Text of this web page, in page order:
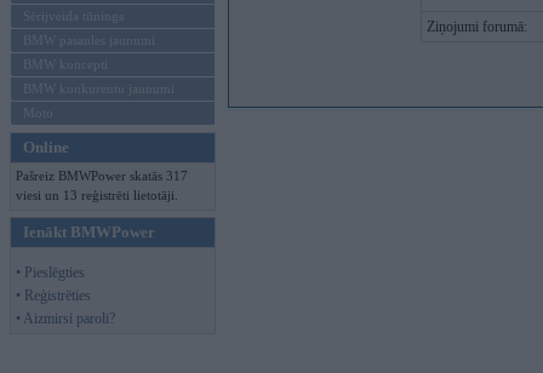
Sērijveida tūnings
BMW pasaules jaunumi
BMW koncepti
BMW konkurentu jaunumi
Moto
Online
Pašreiz BMWPower skatās 317
viesi un 13 reģistrēti lietotāji.
Ienākt BMWPower
• Pieslēgties
• Reģistrēties
• Aizmirsi paroli?
Ziņojumi forumā: